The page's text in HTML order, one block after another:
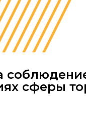
сферы